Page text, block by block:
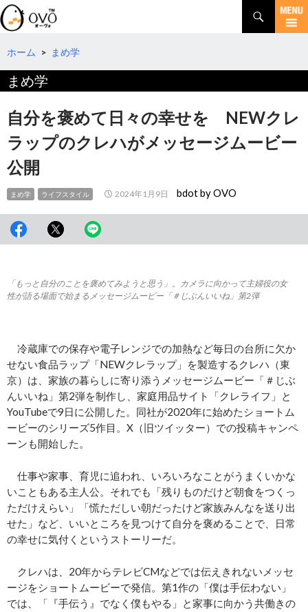
検
索
コ
テ
へ
ホーム > まめ学
まめ学
自分を褒めて日々の幸せを NEWクレ
ラップのクレハがメッセージムービー
公開
まめ学 ライフスタイル 2024年1月9日 bdot by OVO
「もっと自分のことを褒めてみようと思う」。カメラに向かって主婦役の女
性が語る場面で始まるメッセージムービー「＃じぶんいいね」第2弾
冷蔵庫での保存や電子レンジでの加熱など毎日の台所に欠か
せない食品ラップ「NEWクレラップ」を製造するクレハ（東
京）は、家族の暮らしに寄り添うメッセージムービー「＃じぶ
んいいね」第2弾を制作し、家庭用品サイト「クレライフ」と
YouTubeで9日に公開した。同社が2020年に始めたショートム
ービーのシリーズ5作目。X（旧ツイッター）での投稿キャンペ
ーンも開始した。
仕事や家事、育児に追われ、いろいろなことがうまくいかな
いこともある主人公。それでも「残りものだけど朝食をつくっ
ただけえらい」「慌ただしい朝だったけど家族みんなを送り出
せた」など、いいところを見つけて自分を褒めることで、日常
の幸せに気付くというストーリーだ。
クレハは、20年からテレビCMなどでは伝えきれないメッセ
ージをショートムービーで発信。第1作の「僕は手伝わない」
では、「『手伝う』でなく僕もやる」と家事に向かう共働きの